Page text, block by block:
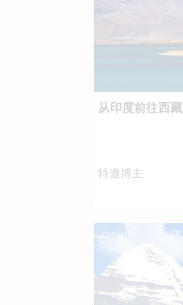
从印度前往西藏
特邀博主